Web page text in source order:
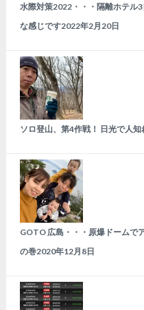
水際対策2022・・・隔離ホテル
な感じです2022年2月20日
ソロ登山、第4作戦！ 日光で人知
GOTO 広島・・・原爆ドームで
の巻2020年12月8日